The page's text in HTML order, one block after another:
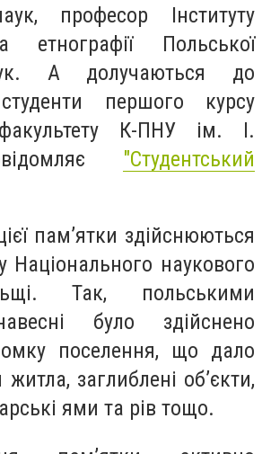
професор Інституту
етнографії Польської
А долучаються до
першого курсу
факультету К-ПНУ ім. І.
"Студентський
пам’ятки здійснюються
Національного наукового
Так, польськими
було здійснено
поселення, що дало
заглиблені об’єкти,
ями та рів тощо.